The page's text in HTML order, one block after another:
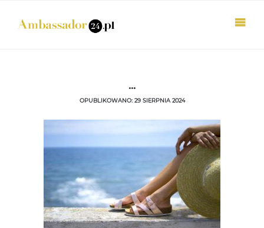
...
OPUBLIKOWANO: 29 SIERPNIA 2024